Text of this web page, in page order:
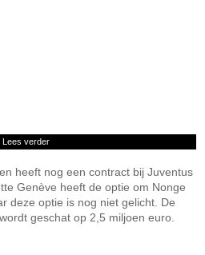
Lees verder
heeft nog een contract bij Juventus
Genève heeft de optie om Nonge
deze optie is nog niet gelicht. De
geschat op 2,5 miljoen euro.